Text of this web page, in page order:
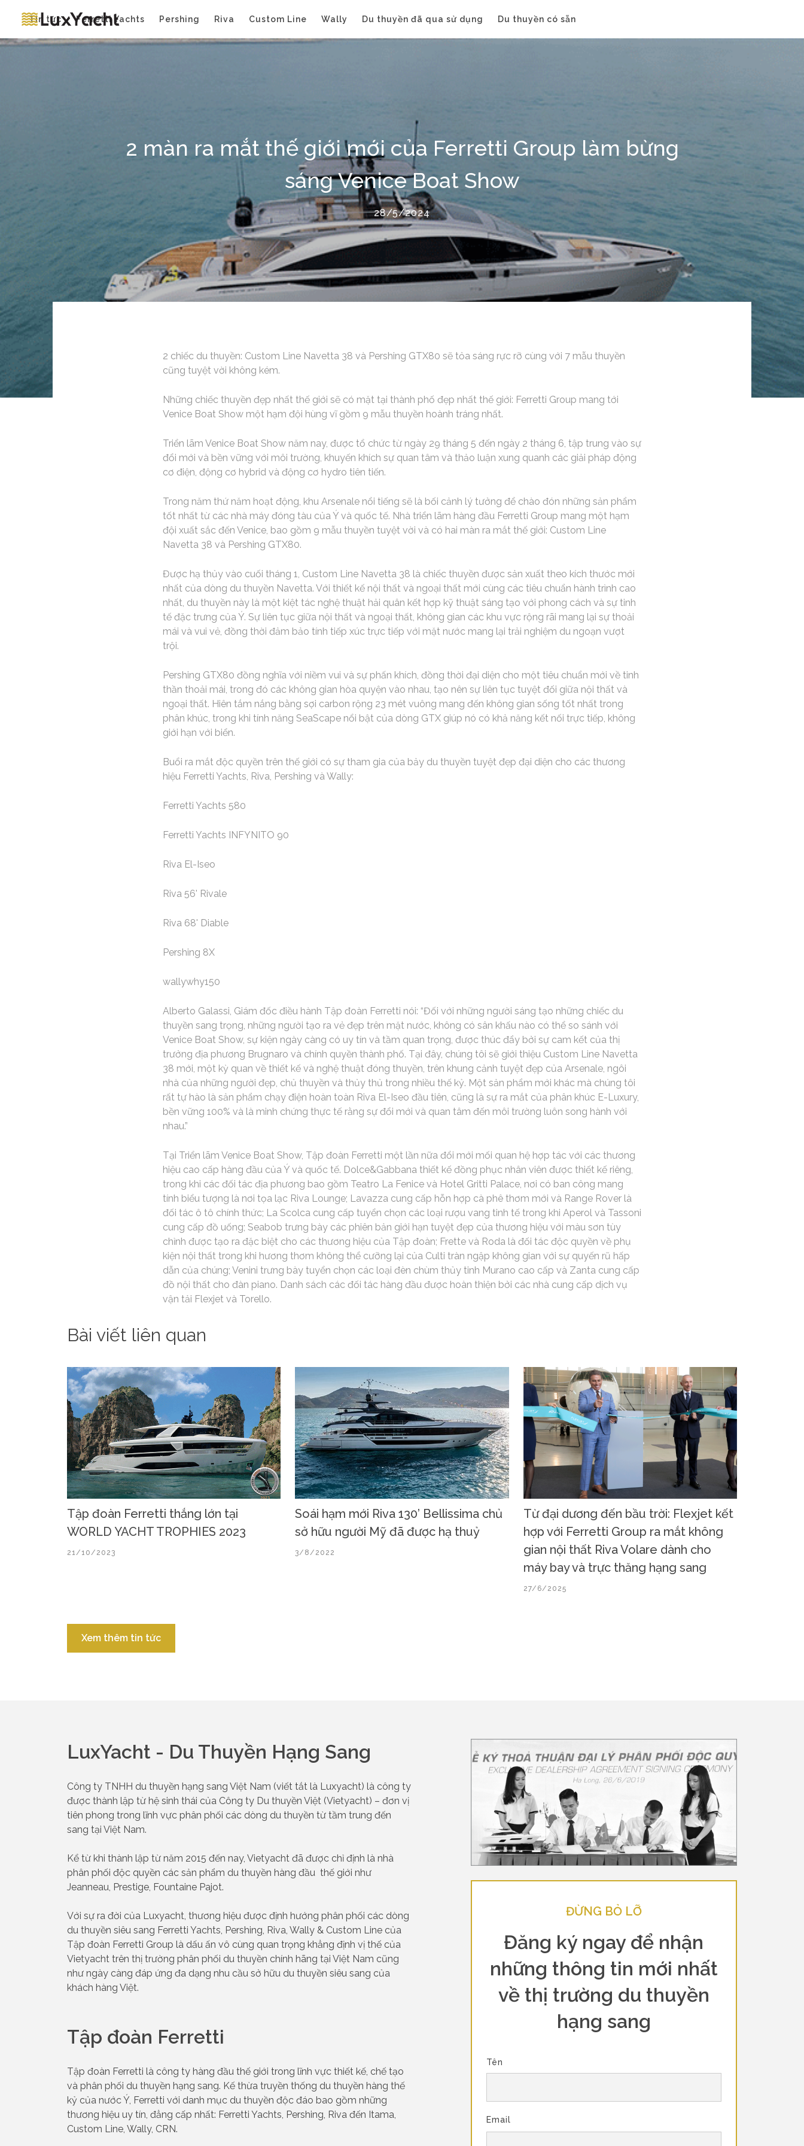
Tin tức Ferretti Yachts Pershing Riva Custom Line Wally Du thuyền đã qua sử dụng Du thuyền có sẵn
2 màn ra mắt thế giới mới của Ferretti Group làm bừng
sáng Venice Boat Show
28/5/2024
2 chiếc du thuyền: Custom Line Navetta 38 và Pershing GTX80 sẽ tỏa sáng rực rỡ cùng với 7 mẫu thuyền
cũng tuyệt vời không kém.
Những chiếc thuyền đẹp nhất thế giới sẽ có mặt tại thành phố đẹp nhất thế giới: Ferretti Group mang tới
Venice Boat Show một hạm đội hùng vĩ gồm 9 mẫu thuyền hoành tráng nhất.
Triển lãm Venice Boat Show năm nay, được tổ chức từ ngày 29 tháng 5 đến ngày 2 tháng 6, tập trung vào sự
đổi mới và bền vững với môi trường, khuyến khích sự quan tâm và thảo luận xung quanh các giải pháp động
cơ điện, động cơ hybrid và động cơ hydro tiên tiến.
Trong năm thứ năm hoạt động, khu Arsenale nổi tiếng sẽ là bối cảnh lý tưởng để chào đón những sản phẩm
tốt nhất từ ​​các nhà máy đóng tàu của Ý và quốc tế. Nhà triển lãm hàng đầu Ferretti Group mang một hạm
đội xuất sắc đến Venice, bao gồm 9 mẫu thuyền tuyệt vời và có hai màn ra mắt thế giới: Custom Line
Navetta 38 và Pershing GTX80.
Được hạ thủy vào cuối tháng 1, Custom Line Navetta 38 là chiếc thuyền được sản xuất theo kích thước mới
nhất của dòng du thuyền Navetta. Với thiết kế nội thất và ngoại thất mới cùng các tiêu chuẩn hành trình cao
nhất, du thuyền này là một kiệt tác nghệ thuật hải quân kết hợp kỹ thuật sáng tạo với phong cách và sự tinh
tế đặc trưng của Ý. Sự liên tục giữa nội thất và ngoại thất, không gian các khu vực rộng rãi mang lại sự thoải
mái và vui vẻ, đồng thời đảm bảo tính tiếp xúc trực tiếp với mặt nước mang lại trải nghiệm du ngoạn vượt
trội.
Pershing GTX80 đồng nghĩa với niềm vui và sự phấn khích, đồng thời đại diện cho một tiêu chuẩn mới về tinh
thần thoải mái, trong đó các không gian hòa quyện vào nhau, tạo nên sự liên tục tuyệt đối giữa nội thất và
ngoại thất. Hiên tắm nắng bằng sợi carbon rộng 23 mét vuông mang đến không gian sống tốt nhất trong
phân khúc, trong khi tính năng SeaScape nổi bật của dòng GTX giúp nó có khả năng kết nối trực tiếp, không
giới hạn với biển.
Buổi ra mắt độc quyền trên thế giới có sự tham gia của bảy du thuyền tuyệt đẹp đại diện cho các thương
hiệu Ferretti Yachts, Riva, Pershing và Wally:
Ferretti Yachts 580
Ferretti Yachts INFYNITO 90
Riva El-Iseo
Riva 56' Rivale
Riva 68' Diable
Pershing 8X
wallywhy150
Alberto Galassi, Giám đốc điều hành Tập đoàn Ferretti nói: “Đối với những người sáng tạo những chiếc du
thuyền sang trọng, những người tạo ra vẻ đẹp trên mặt nước, không có sân khấu nào có thể so sánh với
Venice Boat Show, sự kiện ngày càng có uy tín và tầm quan trọng, được thúc đẩy bởi sự cam kết của thị
trưởng địa phương Brugnaro và chính quyền thành phố. Tại đây, chúng tôi sẽ giới thiệu Custom Line Navetta
38 mới, một kỳ quan về thiết kế và nghệ thuật đóng thuyền, trên khung cảnh tuyệt đẹp của Arsenale, ngôi
nhà của những người đẹp, chủ thuyền và thủy thủ trong nhiều thế kỷ. Một sản phẩm mới khác mà chúng tôi
rất tự hào là sản phẩm chạy điện hoàn toàn Riva El-Iseo đầu tiên, cũng là sự ra mắt của phân khúc E-Luxury,
bền vững 100% và là minh chứng thực tế rằng sự đổi mới và quan tâm đến môi trường luôn song hành với
nhau.”
Tại Triển lãm Venice Boat Show, Tập đoàn Ferretti một lần nữa đổi mới mối quan hệ hợp tác với các thương
hiệu cao cấp hàng đầu của Ý và quốc tế. Dolce&Gabbana thiết kế đồng phục nhân viên được thiết kế riêng,
trong khi các đối tác địa phương bao gồm Teatro La Fenice và Hotel Gritti Palace, nơi có ban công mang
tính biểu tượng là nơi tọa lạc Riva Lounge; Lavazza cung cấp hỗn hợp cà phê thơm mới và Range Rover là
đối tác ô tô chính thức; La Scolca cung cấp tuyển chọn các loại rượu vang tinh tế trong khi Aperol và Tassoni
cung cấp đồ uống; Seabob trưng bày các phiên bản giới hạn tuyệt đẹp của thương hiệu với màu sơn tùy
chỉnh được tạo ra đặc biệt cho các thương hiệu của Tập đoàn; Frette và Roda là đối tác độc quyền về phụ
kiện nội thất trong khi hương thơm không thể cưỡng lại của Culti tràn ngập không gian với sự quyến rũ hấp
dẫn của chúng; Venini trưng bày tuyển chọn các loại đèn chùm thủy tinh Murano cao cấp và Zanta cung cấp
đồ nội thất cho đàn piano. Danh sách các đối tác hàng đầu được hoàn thiện bởi các nhà cung cấp dịch vụ
vận tải Flexjet và Torello.
Bài viết liên quan
Tập đoàn Ferretti thắng lớn tại
WORLD YACHT TROPHIES 2023
21/10/2023
Soái hạm mới Riva 130’ Bellissima chủ
sở hữu người Mỹ đã được hạ thuỷ
3/8/2022
Từ đại dương đến bầu trời: Flexjet kết
hợp với Ferretti Group ra mắt không
gian nội thất Riva Volare dành cho
máy bay và trực thăng hạng sang
27/6/2025
Xem thêm tin tức
LuxYacht - Du Thuyền Hạng Sang
Công ty TNHH du thuyền hạng sang Việt Nam (viết tắt là Luxyacht) là công ty
được thành lập từ hệ sinh thái của Công ty Du thuyền Việt (Vietyacht) – đơn vị
tiên phong trong lĩnh vực phân phối các dòng du thuyền từ tầm trung đến
sang tại Việt Nam.
Kể từ khi thành lập từ năm 2015 đến nay, Vietyacht đã được chỉ định là nhà
phân phối độc quyền các sản phẩm du thuyền hàng đầu thế giới như
Jeanneau, Prestige, Fountaine Pajot.
Với sự ra đời của Luxyacht, thương hiệu được định hướng phân phối các dòng
du thuyền siêu sang Ferretti Yachts, Pershing, Riva, Wally & Custom Line của
Tập đoàn Ferretti Group là dấu ấn vô cùng quan trọng khẳng định vị thế của
Vietyacht trên thị trường phân phối du thuyền chính hãng tại Việt Nam cũng
như ngày càng đáp ứng đa dạng nhu cầu sở hữu du thuyền siêu sang của
khách hàng Việt.
Tập đoàn Ferretti
Tập đoàn Ferretti là công ty hàng đầu thế giới trong lĩnh vực thiết kế, chế tạo
và phân phối du thuyền hạng sang. Kế thừa truyền thống du thuyền hàng thế
kỷ của nước Ý, Ferretti với danh mục du thuyền độc đáo bao gồm những
thương hiệu uy tín, đẳng cấp nhất: Ferretti Yachts, Pershing, Riva đến Itama,
Custom Line, Wally, CRN.
ĐỪNG BỎ LỠ
Đăng ký ngay để nhận
những thông tin mới nhất
về thị trường du thuyền
hạng sang
Tên
Email